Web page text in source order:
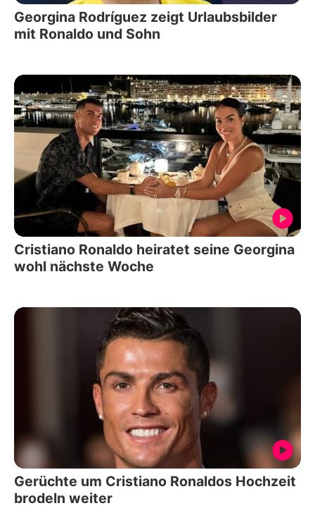
Georgina Rodríguez zeigt Urlaubsbilder
mit Ronaldo und Sohn
Cristiano Ronaldo heiratet seine Georgina
wohl nächste Woche
Gerüchte um Cristiano Ronaldos Hochzeit
brodeln weiter